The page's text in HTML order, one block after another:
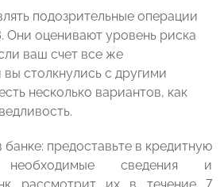
подозрительные операции
Они оценивают уровень риска
ваш счет все же
столкнулись с другими
несколько вариантов, как
банке: предоставьте в кредитную
необходимые сведения и